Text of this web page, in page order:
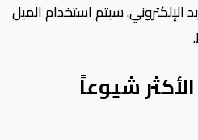
الإلكتروني. سيتم استخدام الميل
شيوعاً